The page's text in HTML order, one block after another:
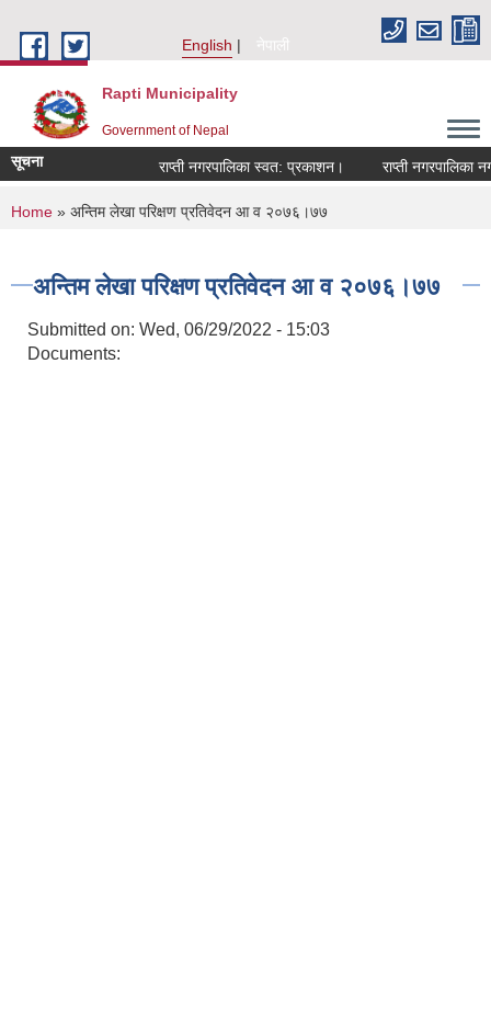
English
नेपाली
Rapti Municipality
Government of Nepal
सूचना राप्ती नगरपालिका स्वत: प्रकाशन। राप्ती नगरपालिका
You are here
Home » अन्तिम लेखा परिक्षण प्रतिवेदन आ व २०७६।७७
अन्तिम लेखा परिक्षण प्रतिवेदन आ व २०७६।७७
Submitted on: Wed, 06/29/2022 - 15:03
Documents: